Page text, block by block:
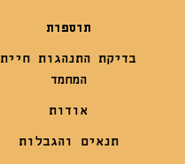
תוספות
בדיקת התנהגות חיית
המחמד
אודות
תנאים והגבלות